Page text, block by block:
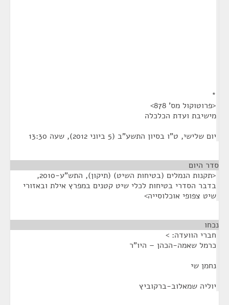
*
<פרוטוקול מס' 878>
מישיבת ועדת הכלכלה
יום שלישי, ט"ו בסיון התשע"ב (5 ביוני 2012), שעה 13:30
סדר היום
<תקנות הנמלים (בטיחות השיט) (תיקון), התש"ע-2010,
בדבר הסדרי בטיחות לכלי שיט קטנים במפרץ אילת ובאזורי
שיט צפופי אוכלוסייה>
נכחו
חברי הוועדה: >
כרמל שאמה-הכהן – היו"ר
נחמן שי
יוליה שמאלוב-ברקוביץ